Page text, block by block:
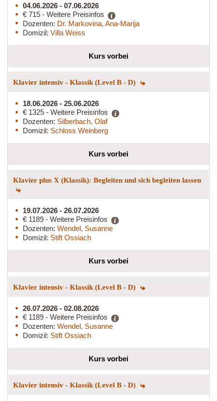
04.06.2026 - 07.06.2026
€ 715 - Weitere Preisinfos
Dozenten: Dr. Markovina, Ana-Marija
Domizil: Villa Weiss
Kurs vorbei
Klavier intensiv - Klassik (Level B - D)
18.06.2026 - 25.06.2026
€ 1325 - Weitere Preisinfos
Dozenten: Silberbach, Olaf
Domizil: Schloss Weinberg
Kurs vorbei
Klavier plus X (Klassik): Begleiten und sich begleiten lassen
19.07.2026 - 26.07.2026
€ 1189 - Weitere Preisinfos
Dozenten: Wendel, Susanne
Domizil: Stift Ossiach
Kurs vorbei
Klavier intensiv - Klassik (Level B - D)
26.07.2026 - 02.08.2026
€ 1189 - Weitere Preisinfos
Dozenten: Wendel, Susanne
Domizil: Stift Ossiach
Kurs vorbei
Klavier intensiv - Klassik (Level B - D)